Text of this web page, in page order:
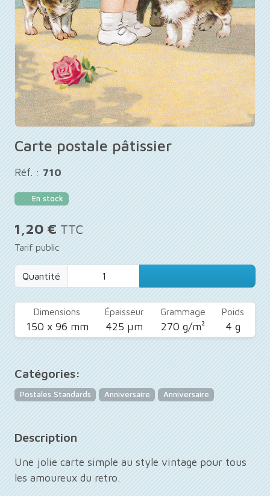
Carte postale pâtissier
Réf. : 710
En stock
1,20 € TTC
Tarif public
Quantité
Dimensions
150 x 96 mm
Épaisseur
425 µm
Grammage
270 g/m²
Poids
4 g
Catégories:
Postales Standards Anniversaire Anniversaire
Description
Une jolie carte simple au style vintage pour tous
les amoureux du retro.